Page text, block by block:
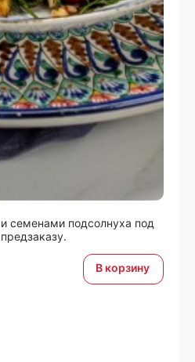
семенами подсолнуха под
В корзину